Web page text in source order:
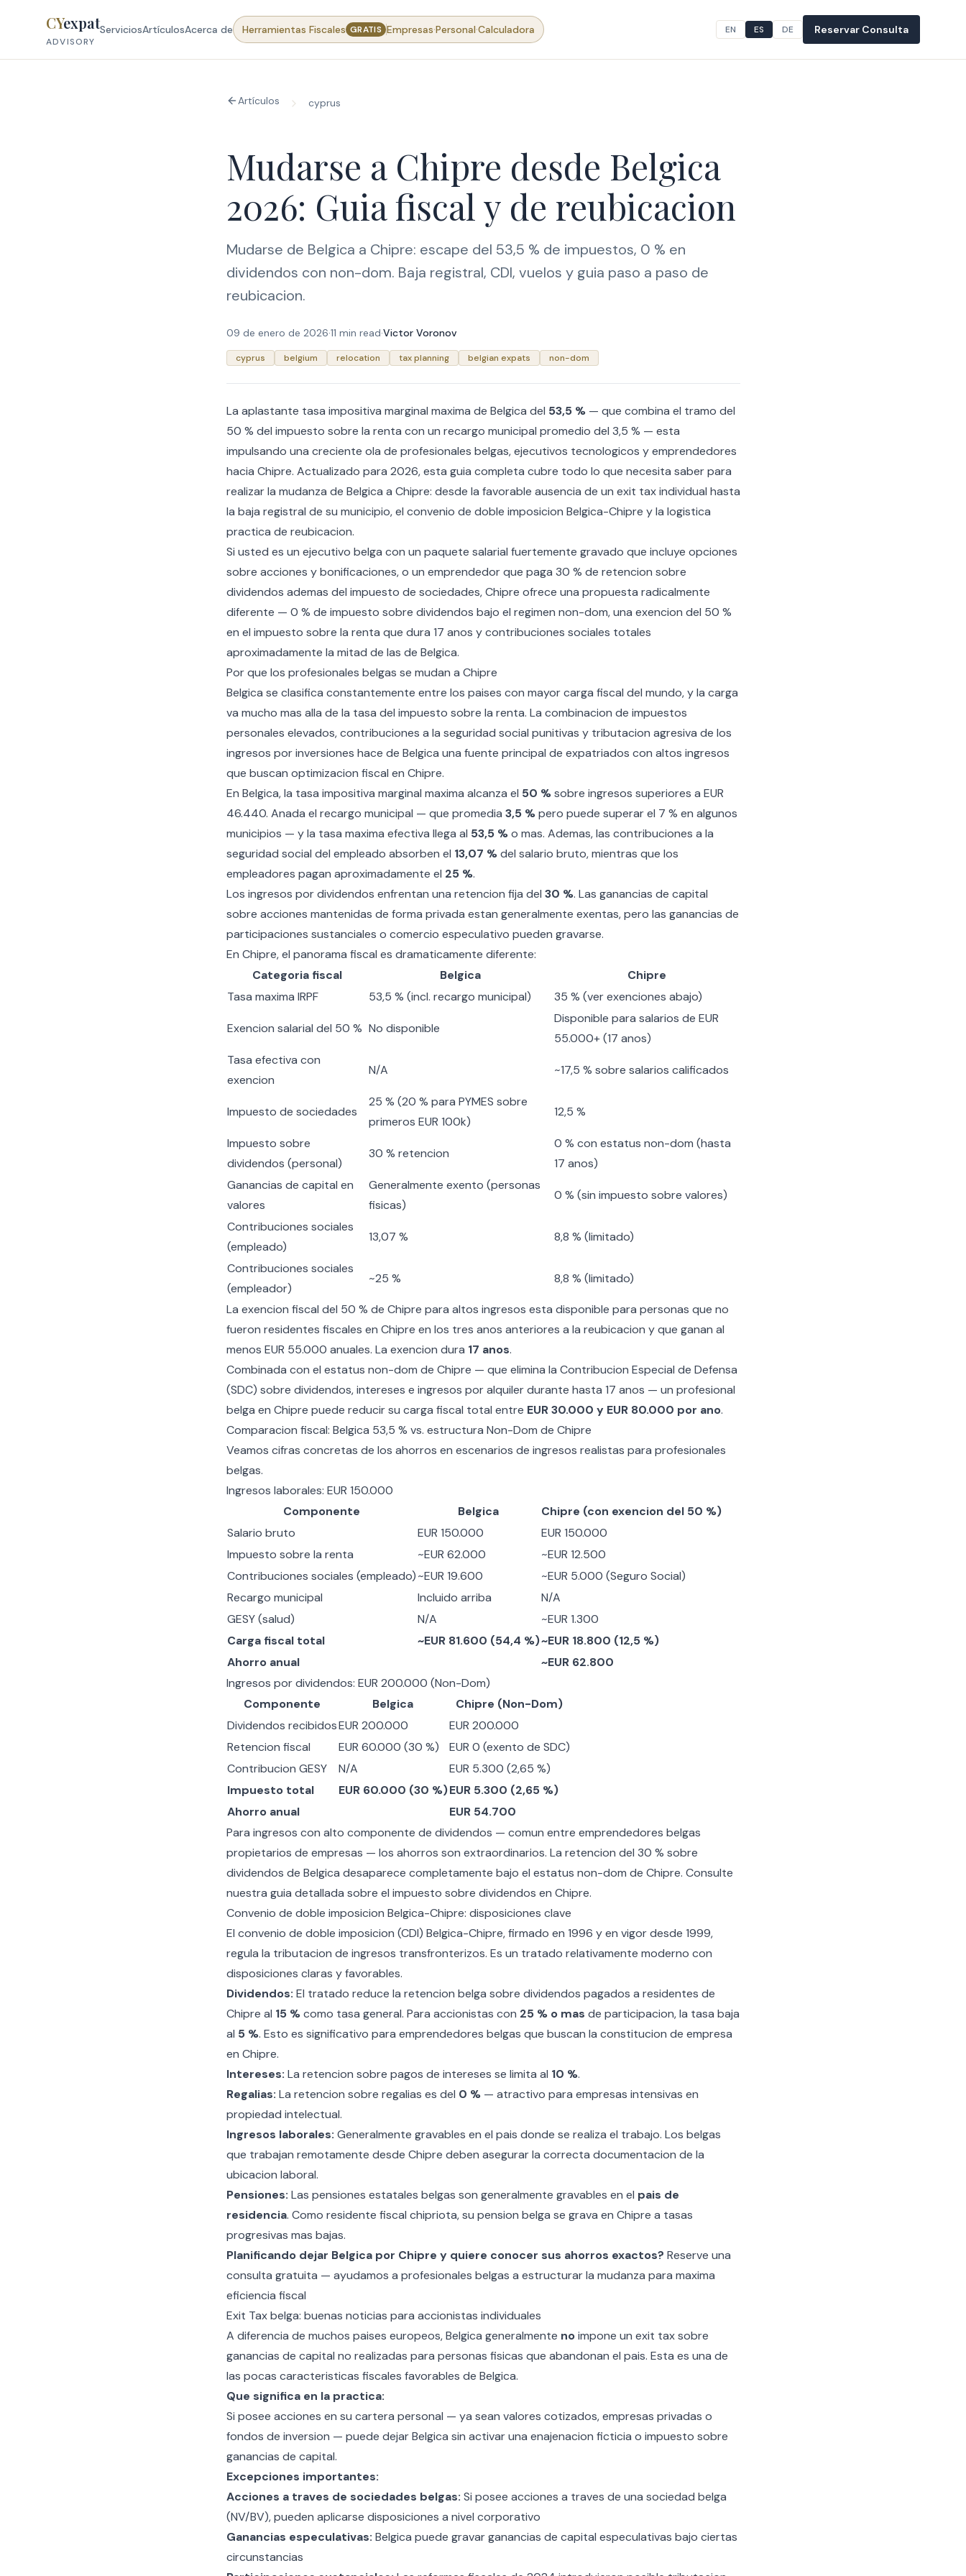
CYexpat
ADVISORY
ServiciosArtículosAcerca de Herramientas Fiscales GRATIS Empresas·Personal·Calculadora EN ES DE Reservar Consulta
Artículos cyprus
Mudarse a Chipre desde Belgica
2026: Guia fiscal y de reubicacion
Mudarse de Belgica a Chipre: escape del 53,5 % de impuestos, 0 % en
dividendos con non-dom. Baja registral, CDI, vuelos y guia paso a paso de
reubicacion.
09 de enero de 2026·11 min read·Victor Voronov
cyprus belgium relocation tax planning belgian expats non-dom
La aplastante tasa impositiva marginal maxima de Belgica del 53,5 %— que combina el tramo del
50 % del impuesto sobre la renta con un recargo municipal promedio del 3,5 % — esta
impulsando una creciente ola de profesionales belgas, ejecutivos tecnologicos y emprendedores
hacia Chipre. Actualizado para 2026, esta guia completa cubre todo lo que necesita saber para
realizar la mudanza de Belgica a Chipre: desde la favorable ausencia de un exit tax individual hasta
la baja registral de su municipio, el convenio de doble imposicion Belgica-Chipre y la logistica
practica de reubicacion.
Si usted es un ejecutivo belga con un paquete salarial fuertemente gravado que incluye opciones
sobre acciones y bonificaciones, o un emprendedor que paga 30 % de retencion sobre
dividendos ademas del impuesto de sociedades, Chipre ofrece una propuesta radicalmente
diferente — 0 % de impuesto sobre dividendos bajo el regimen non-dom, una exencion del 50 %
en el impuesto sobre la renta que dura 17 anos y contribuciones sociales totales
aproximadamente la mitad de las de Belgica.
Por que los profesionales belgas se mudan a Chipre
Belgica se clasifica constantemente entre los paises con mayor carga fiscal del mundo, y la carga
va mucho mas alla de la tasa del impuesto sobre la renta. La combinacion de impuestos
personales elevados, contribuciones a la seguridad social punitivas y tributacion agresiva de los
ingresos por inversiones hace de Belgica una fuente principal de expatriados con altos ingresos
que buscan optimizacion fiscal en Chipre.
En Belgica, la tasa impositiva marginal maxima alcanza el 50 %sobre ingresos superiores a EUR
46.440. Anada el recargo municipal — que promedia 3,5 %pero puede superar el 7 % en algunos
municipios — y la tasa maxima efectiva llega al 53,5 %o mas. Ademas, las contribuciones a la
seguridad social del empleado absorben el 13,07 %del salario bruto, mientras que los
empleadores pagan aproximadamente el 25 %.
Los ingresos por dividendos enfrentan una retencion fija del 30 %. Las ganancias de capital
sobre acciones mantenidas de forma privada estan generalmente exentas, pero las ganancias de
participaciones sustanciales o comercio especulativo pueden gravarse.
En Chipre, el panorama fiscal es dramaticamente diferente:
Categoria fiscal
Belgica
Chipre
Tasa maxima IRPF
53,5 % (incl. recargo municipal) 35 % (ver exenciones abajo)
Exencion salarial del 50 % No disponible
Disponible para salarios de EUR
55.000+ (17 anos)
Tasa efectiva con
exencion
N/A ~17,5 % sobre salarios calificados
Impuesto de sociedades
25 % (20 % para PYMES sobre
primeros EUR 100k)
12,5 %
Impuesto sobre
dividendos (personal)
30 % retencion
0 % con estatus non-dom (hasta
17 anos)
Ganancias de capital en
valores
Generalmente exento (personas
fisicas)
0 % (sin impuesto sobre valores)
Contribuciones sociales
(empleado)
13,07 % 8,8 % (limitado)
Contribuciones sociales
(empleador)
~25 % 8,8 % (limitado)
La exencion fiscal del 50 % de Chipre para altos ingresos esta disponible para personas que no
fueron residentes fiscales en Chipre en los tres anos anteriores a la reubicacion y que ganan al
menos EUR 55.000 anuales. La exencion dura 17 anos.
Combinada con el estatus non-dom de Chipre — que elimina la Contribucion Especial de Defensa
(SDC) sobre dividendos, intereses e ingresos por alquiler durante hasta 17 anos — un profesional
belga en Chipre puede reducir su carga fiscal total entre EUR 30.000 y EUR 80.000 por ano.
Comparacion fiscal: Belgica 53,5 % vs. estructura Non-Dom de Chipre
Veamos cifras concretas de los ahorros en escenarios de ingresos realistas para profesionales
belgas.
Ingresos laborales: EUR 150.000
Componente
Belgica
Chipre (con exencion del 50 %)
Salario bruto
EUR 150.000
EUR 150.000
Impuesto sobre la renta
~EUR 62.000
~EUR 12.500
Contribuciones sociales (empleado)~EUR 19.600
~EUR 5.000 (Seguro Social)
Recargo municipal
Incluido arriba
N/A
GESY (salud)
N/A
~EUR 1.300
Carga fiscal total
~EUR 81.600 (54,4 %)~EUR 18.800 (12,5 %)
Ahorro anual
~EUR 62.800
Ingresos por dividendos: EUR 200.000 (Non-Dom)
Componente
Belgica
Chipre (Non-Dom)
Dividendos recibidosEUR 200.000
EUR 200.000
Retencion fiscal
EUR 60.000 (30 %)
EUR 0 (exento de SDC)
Contribucion GESY
N/A
EUR 5.300 (2,65 %)
Impuesto total
EUR 60.000 (30 %)EUR 5.300 (2,65 %)
Ahorro anual
EUR 54.700
Para ingresos con alto componente de dividendos — comun entre emprendedores belgas
propietarios de empresas — los ahorros son extraordinarios. La retencion del 30 % sobre
dividendos de Belgica desaparece completamente bajo el estatus non-dom de Chipre. Consulte
nuestra guia detallada sobre el impuesto sobre dividendos en Chipre.
Convenio de doble imposicion Belgica-Chipre: disposiciones clave
El convenio de doble imposicion (CDI) Belgica-Chipre, firmado en 1996 y en vigor desde 1999,
regula la tributacion de ingresos transfronterizos. Es un tratado relativamente moderno con
disposiciones claras y favorables.
Dividendos: El tratado reduce la retencion belga sobre dividendos pagados a residentes de
Chipre al 15 %como tasa general. Para accionistas con 25 % o mas de participacion, la tasa baja
al 5 %. Esto es significativo para emprendedores belgas que buscan la constitucion de empresa
en Chipre.
Intereses: La retencion sobre pagos de intereses se limita al 10 %.
Regalias: La retencion sobre regalias es del 0 %— atractivo para empresas intensivas en
propiedad intelectual.
Ingresos laborales: Generalmente gravables en el pais donde se realiza el trabajo. Los belgas
que trabajan remotamente desde Chipre deben asegurar la correcta documentacion de la
ubicacion laboral.
Pensiones: Las pensiones estatales belgas son generalmente gravables en el pais de
residencia. Como residente fiscal chipriota, su pension belga se grava en Chipre a tasas
progresivas mas bajas.
Planificando dejar Belgica por Chipre y quiere conocer sus ahorros exactos? Reserve una
consulta gratuita — ayudamos a profesionales belgas a estructurar la mudanza para maxima
eficiencia fiscal
Exit Tax belga: buenas noticias para accionistas individuales
A diferencia de muchos paises europeos, Belgica generalmente noimpone un exit tax sobre
ganancias de capital no realizadas para personas fisicas que abandonan el pais. Esta es una de
las pocas caracteristicas fiscales favorables de Belgica.
Que significa en la practica:
Si posee acciones en su cartera personal — ya sean valores cotizados, empresas privadas o
fondos de inversion — puede dejar Belgica sin activar una enajenacion ficticia o impuesto sobre
ganancias de capital.
Excepciones importantes:
Acciones a traves de sociedades belgas: Si posee acciones a traves de una sociedad belga
(NV/BV), pueden aplicarse disposiciones a nivel corporativo
Ganancias especulativas: Belgica puede gravar ganancias de capital especulativas bajo ciertas
circunstancias